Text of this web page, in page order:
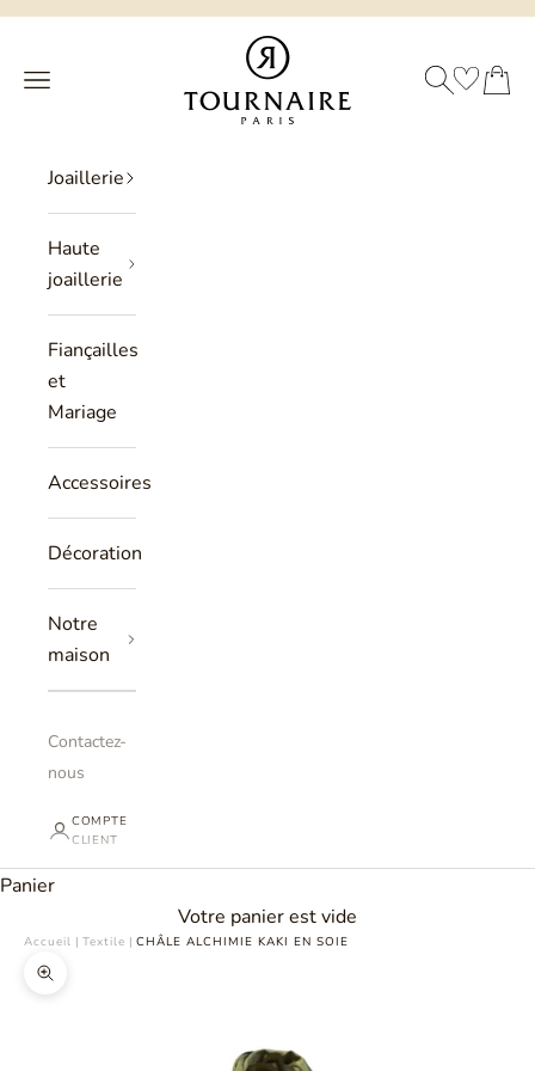
Passer au contenu
Philippe Tournaire
Menu
RECHERCHEPANIER
Joaillerie
Haute
joaillerie
Fiançailles
et
Mariage
Accessoires
Décoration
Notre
maison
Contactez-
nous
COMPTE
CLIENT
Panier
Votre panier est vide
Accueil | Textile | CHÂLE ALCHIMIE KAKI EN SOIE
Zoomer sur l'image